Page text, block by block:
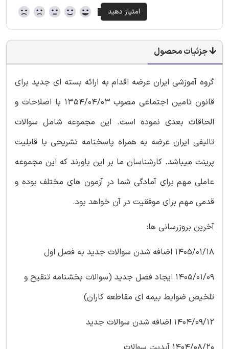
جزئیات محصول
گروه آموزشی ایران عرضه اقدام به ارائه بسته ای جدید برای
قانون تامین اجتماعی مصوب 1354/04/03 با اصلاحات و
الحاقات بعدی نموده است. این مجموعه شامل سوالات
تالیفی ایران عرضه به همراه پاسخنامه تشریحی با قابلیت
پرینت میباشد. کارشناسان ما بر این باورند که این مجموعه
عاملی مهم برای آمادگی شما در آزمون های مختلف بوده و
قدمی مهم برای موفقیت در آن خواهد بود.
آخرین بروزرسانی ها:
1405/01/18 اضافه شدن سوالات جدید به فصل اول
1405/01/09 ایجاد فصل جدید (سوالات بخشنامه تنقیح و
تلخیص ضوابط بیمه ای مقاطعه کاران)
1404/09/12 اضافه شدن سوالات جدید